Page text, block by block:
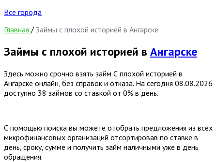
Все города
Главная / Займы с плохой историей в Ангарске
Займы с плохой историей в Ангарске
Здесь можно срочно взять займ С плохой историей в
Ангарске онлайн, без справок и отказа. На сегодня 08.08.2026
доступно 38 займов со ставкой от 0% в день.
С помощью поиска вы можете отобрать предложения из всех
микрофинансовых организаций отсортировав по ставке в
день, сроку, сумме и получить займ наличными уже в день
обращения.